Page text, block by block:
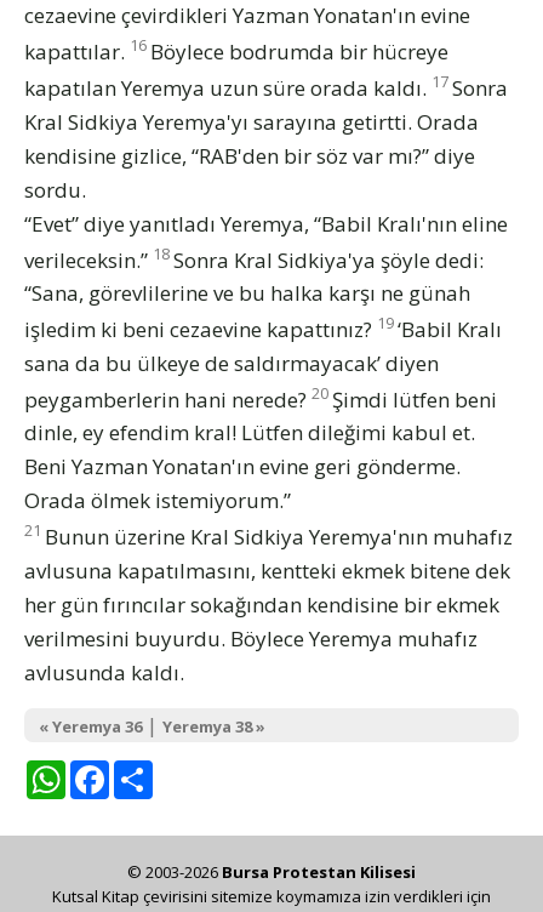
cezaevine çevirdikleri Yazman Yonatan'ın evine
kapattılar. 16 Böylece bodrumda bir hücreye
kapatılan Yeremya uzun süre orada kaldı. 17Sonra
Kral Sidkiya Yeremya'yı sarayına getirtti. Orada
kendisine gizlice, “RAB'den bir söz var mı?” diye
sordu.
“Evet” diye yanıtladı Yeremya, “Babil Kralı'nın eline
verileceksin.” 18Sonra Kral Sidkiya'ya şöyle dedi:
“Sana, görevlilerine ve bu halka karşı ne günah
işledim ki beni cezaevine kapattınız? 19‘Babil Kralı
sana da bu ülkeye de saldırmayacak’ diyen
peygamberlerin hani nerede? 20 Şimdi lütfen beni
dinle, ey efendim kral! Lütfen dileğimi kabul et.
Beni Yazman Yonatan'ın evine geri gönderme.
Orada ölmek istemiyorum.”
21 Bunun üzerine Kral Sidkiya Yeremya'nın muhafız
avlusuna kapatılmasını, kentteki ekmek bitene dek
her gün fırıncılar sokağından kendisine bir ekmek
verilmesini buyurdu. Böylece Yeremya muhafız
avlusunda kaldı.
« Yeremya 36| Yeremya 38 »
WhatsAppFacebook
© 2003-2026 Bursa Protestan Kilisesi
Kutsal Kitap çevirisini sitemize koymamıza izin verdikleri için